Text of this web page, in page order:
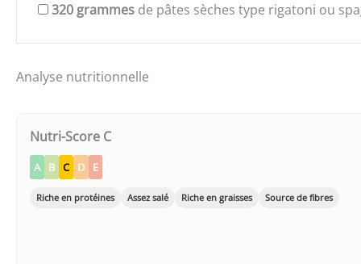
320 grammes de pâtes sèches type rigatoni ou
Analyse nutritionnelle
Nutri-Score C
A B C D E
Riche en protéines Assez salé Riche en graisses Source de fibres